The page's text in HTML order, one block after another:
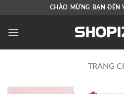
nội
CHÀO MỪNG BẠN ĐẾN
TRANG